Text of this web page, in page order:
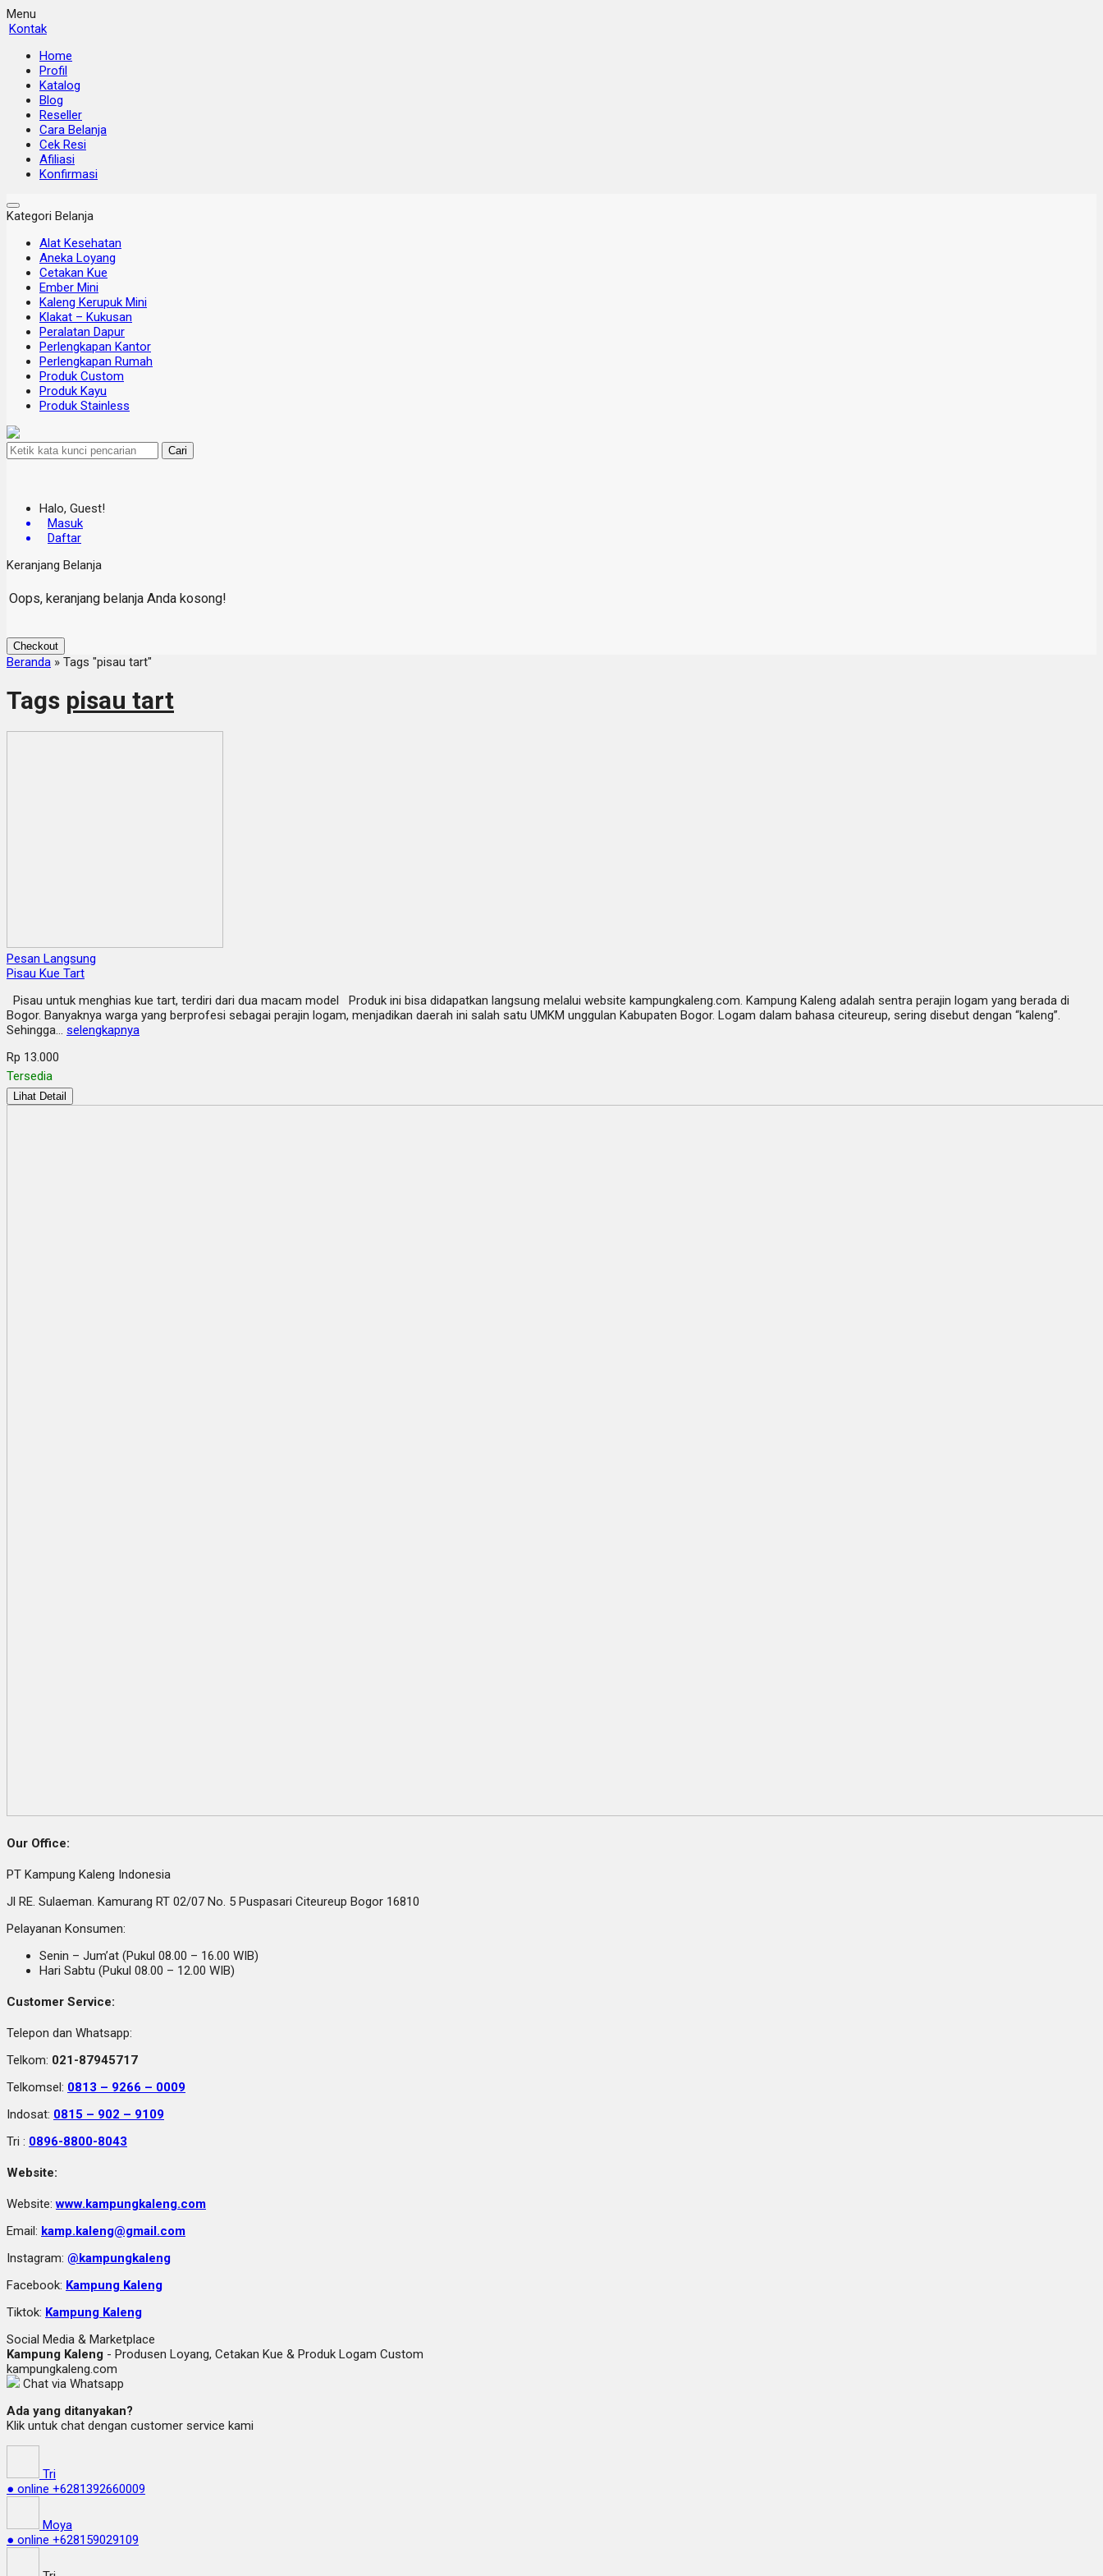
Menu
Kontak
Home
Profil
Katalog
Blog
Reseller
Cara Belanja
Cek Resi
Afiliasi
Konfirmasi
Kategori Belanja
Alat Kesehatan
Aneka Loyang
Cetakan Kue
Ember Mini
Kaleng Kerupuk Mini
Klakat – Kukusan
Peralatan Dapur
Perlengkapan Kantor
Perlengkapan Rumah
Produk Custom
Produk Kayu
Produk Stainless
Cari
Halo, Guest!
Masuk
Daftar
Keranjang Belanja
Oops, keranjang belanja Anda kosong!
Checkout
Beranda » Tags "pisau tart"
Tags pisau tart
Pesan Langsung
Pisau Kue Tart
Pisau untuk menghias kue tart, terdiri dari dua macam model Produk ini bisa didapatkan langsung melalui website kampungkaleng.com. Kampung Kaleng adalah sentra perajin logam yang berada di
Bogor. Banyaknya warga yang berprofesi sebagai perajin logam, menjadikan daerah ini salah satu UMKM unggulan Kabupaten Bogor. Logam dalam bahasa citeureup, sering disebut dengan “kaleng”.
Sehingga… selengkapnya
Rp 13.000
Tersedia
Lihat Detail
Our Office:
PT Kampung Kaleng Indonesia
Jl RE. Sulaeman. Kamurang RT 02/07 No. 5 Puspasari Citeureup Bogor 16810
Pelayanan Konsumen:
Senin – Jum’at (Pukul 08.00 – 16.00 WIB)
Hari Sabtu (Pukul 08.00 – 12.00 WIB)
Customer Service:
Telepon dan Whatsapp:
Telkom: 021-87945717
Telkomsel: 0813 – 9266 – 0009
Indosat: 0815 – 902 – 9109
Tri : 0896-8800-8043
Website:
Website:www.kampungkaleng.com
Email: kamp.kaleng@gmail.com
Instagram: @kampungkaleng
Facebook: Kampung Kaleng
Tiktok: Kampung Kaleng
Social Media & Marketplace
Kampung Kaleng - Produsen Loyang, Cetakan Kue & Produk Logam Custom
kampungkaleng.com
Chat via Whatsapp
Ada yang ditanyakan?
Klik untuk chat dengan customer service kami
Tri
● online +6281392660009
Moya
● online +628159029109